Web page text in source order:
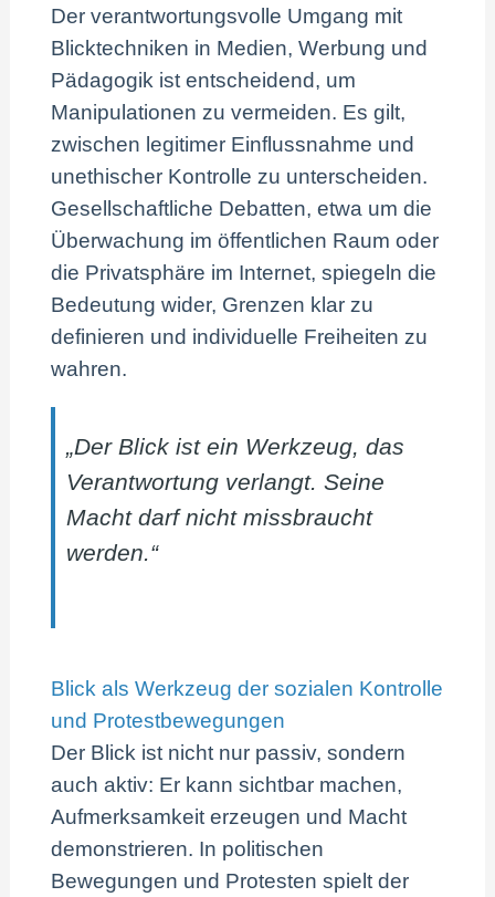
Der verantwortungsvolle Umgang mit
Blicktechniken in Medien, Werbung und
Pädagogik ist entscheidend, um
Manipulationen zu vermeiden. Es gilt,
zwischen legitimer Einflussnahme und
unethischer Kontrolle zu unterscheiden.
Gesellschaftliche Debatten, etwa um die
Überwachung im öffentlichen Raum oder
die Privatsphäre im Internet, spiegeln die
Bedeutung wider, Grenzen klar zu
definieren und individuelle Freiheiten zu
wahren.
„Der Blick ist ein Werkzeug, das
Verantwortung verlangt. Seine
Macht darf nicht missbraucht
werden.“
Blick als Werkzeug der sozialen Kontrolle
und Protestbewegungen
Der Blick ist nicht nur passiv, sondern
auch aktiv: Er kann sichtbar machen,
Aufmerksamkeit erzeugen und Macht
demonstrieren. In politischen
Bewegungen und Protesten spielt der